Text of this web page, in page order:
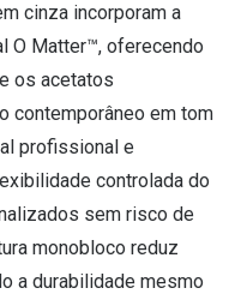
cinza incorporam a
O Matter™, oferecendo
os acetatos
contemporâneo em tom
profissional e
controlada do
sem risco de
monobloco reduz
a durabilidade mesmo